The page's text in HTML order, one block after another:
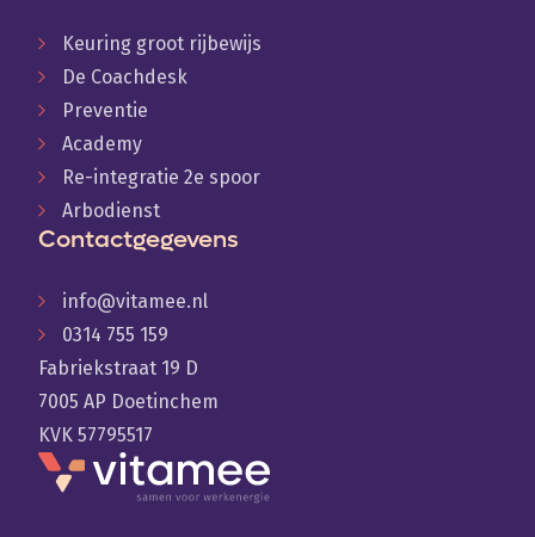
Keuring groot rijbewijs
De Coachdesk
Preventie
Academy
Re-integratie 2e spoor
Arbodienst
Contactgegevens
info@vitamee.nl
0314 755 159
Fabriekstraat 19 D
7005 AP Doetinchem
KVK 57795517